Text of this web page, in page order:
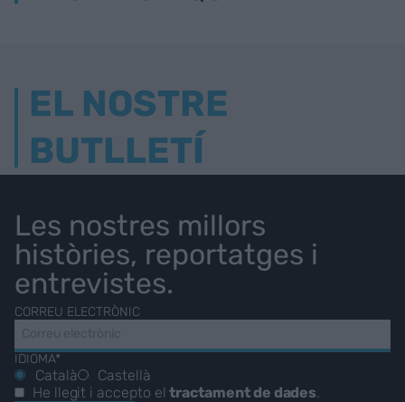
EL NOSTRE
BUTLLETÍ
Les nostres millors
històries, reportatges i
entrevistes.
CORREU ELECTRÒNIC
IDIOMA*
Català
Castellà
He llegit i accepto eltractament de dades.